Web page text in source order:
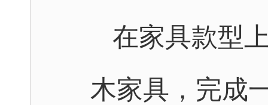
在家具款型
木家具，完成